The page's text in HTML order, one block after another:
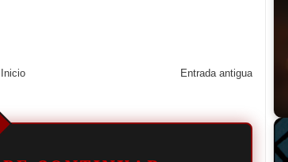
Entrada antigua
Inicio